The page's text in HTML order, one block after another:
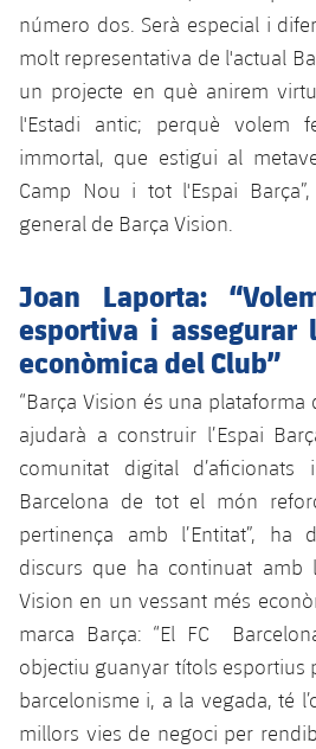
número dos. Serà especial i
molt representativa de l'actual
un projecte en què anirem
l'Estadi antic; perquè volem
immortal, que estigui al
Camp Nou i tot l'Espai
general de Barça Vision.
Joan Laporta:
esportiva i assegurar
econòmica del Club”
“Barça Vision és una
ajudarà a construir l’Espai
comunitat digital
Barcelona de tot el món
pertinença amb l’Entitat”, ha
discurs que ha continuat amb
Vision en un vessant més
marca Barça: “El FC
objectiu guanyar títols esportius
barcelonisme i, a la vegada, té
millors vies de negoci per